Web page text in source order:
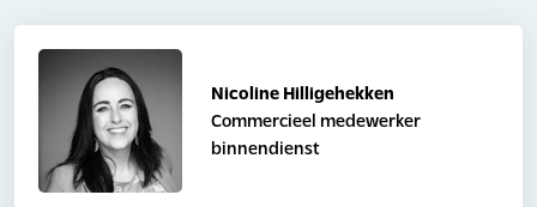
Nicoline Hilligehekken
Commercieel medewerker
binnendienst